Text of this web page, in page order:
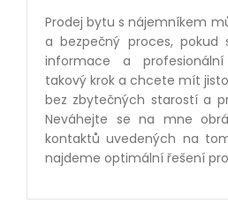
Prodej bytu s nájemníkem
a bezpečný proces, pokud
informace a
takový krok a chcete mít
bez zbytečných starostí a
Neváhejte se na mne
kontaktů uvedených na
najdeme optimální řešení